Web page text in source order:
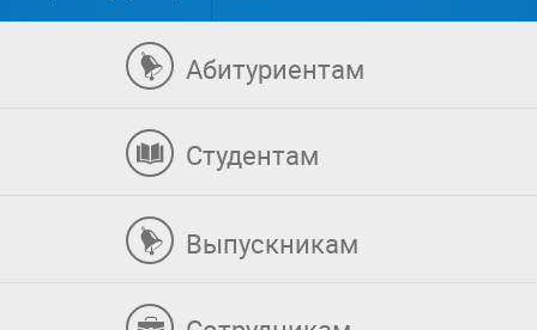
Абитуриентам
Студентам
Выпускникам